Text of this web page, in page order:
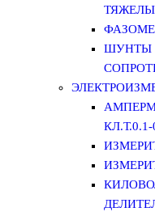
ШУНТЫ
КЛ.Т.0.1-